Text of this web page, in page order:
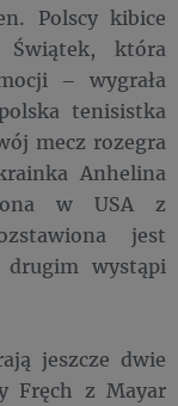
Polscy kibice
która
– wygrała
tenisistka
mecz rozegra
Anhelina
w USA z
jest
wystąpi
jeszcze dwie
Fręch z Mayar